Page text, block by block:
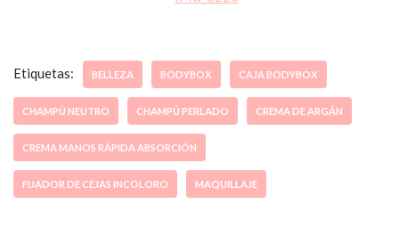
Etiquetas: BELLEZA BODYBOX CAJA BODYBOX
CHAMPÚ NEUTRO CHAMPÚ PERLADO CREMA DE ARGÁN
CREMA MANOS RÁPIDA ABSORCIÓN
FIJADOR DE CEJAS INCOLORO MAQUILLAJE